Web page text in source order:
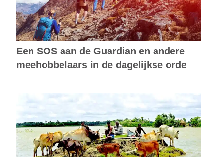
Een SOS aan de Guardian en andere
meehobbelaars in de dagelijkse orde